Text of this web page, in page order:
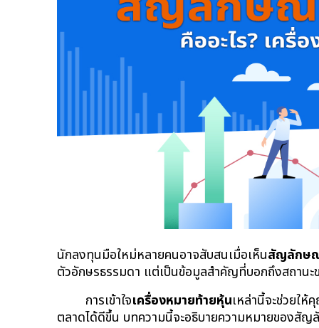
นักลงทุนมือใหม่หลายคนอาจสับสนเมื่อเห็นสัญลักษ
ตัวอักษรธรรมดา แต่เป็นข้อมูลสำคัญที่บอกถึงสถานะ
การเข้าใจเครื่องหมายท้ายหุ้นเหล่านี้จะช่วยใ
ตลาดได้ดีขึ้น บทความนี้จะอธิบายความหมายของสั